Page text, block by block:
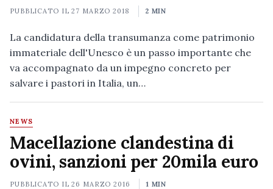
PUBBLICATO IL27 MARZO 2018 2 MIN
La candidatura della transumanza come patrimonio
immateriale dell'Unesco è un passo importante che
va accompagnato da un impegno concreto per
salvare i pastori in Italia, un…
NEWS
Macellazione clandestina di
ovini, sanzioni per 20mila euro
PUBBLICATO IL26 MARZO 2016 1 MIN